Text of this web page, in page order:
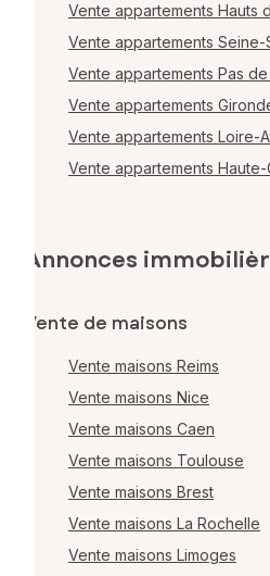
Vente appartements Hauts
Vente appartements Seine-
Vente appartements Pas
Vente appartements
Vente appartements Loire-
Vente appartements Haute-
Annonces
Vente de maisons
Vente maisons Reims
Vente maisons Nice
Vente maisons Caen
Vente maisons Toulouse
Vente maisons Brest
Vente maisons La Rochelle
Vente maisons Limoges